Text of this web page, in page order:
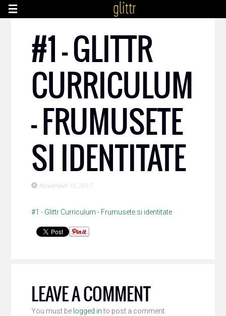
#1 – GLITTR
CURRICULUM
– FRUMUSETE
SI IDENTITATE
November 15, 2017
#1 - Glittr Curriculum - Frumusete si identitate
LEAVE A COMMENT
You must be logged into post a comment.